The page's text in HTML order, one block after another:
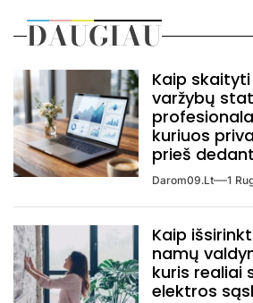
DAUGIAU
Kaip
varžybų
kuriuos
prieš
Darom09.lt 1
Kaip
namų
kuris realiai
elektros